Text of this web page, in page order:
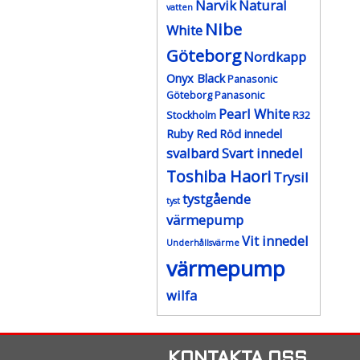
vatten NarvikNatural
White Nibe
GöteborgNordkapp
Onyx Black Panasonic
Göteborg Panasonic
Stockholm Pearl White R32
Ruby Red Röd innedel
svalbardSvart innedel
Toshiba HaoriTrysil
tyst tystgående
värmepump
Underhållsvärme Vit innedel
värmepump
wilfa